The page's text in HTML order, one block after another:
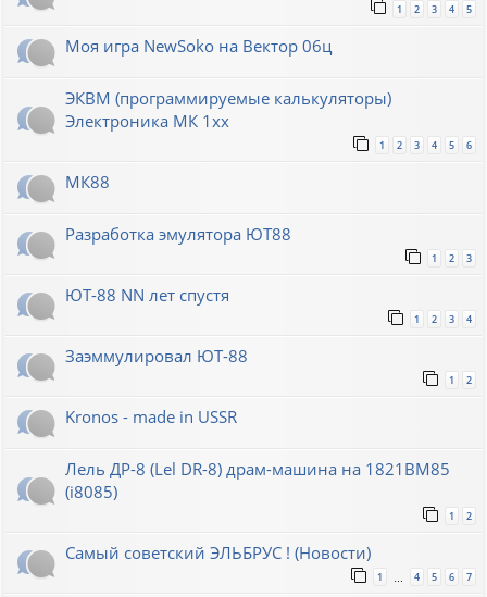
1 2 3 4 5
Моя игра NewSoko на Вектор 06ц
ЭКВМ (программируемые калькуляторы)
Электроника МК 1хх
1 2 3 4 5 6
МК88
Разработка эмулятора ЮТ88
1 2 3
ЮТ-88 NN лет спустя
1 2 3 4
Заэммулировал ЮТ-88
1 2
Kronos - made in USSR
Лель ДР-8 (Lel DR-8) драм-машина на 1821ВМ85
(i8085)
1 2
Самый советский ЭЛЬБРУС ! (Новости)
1 … 4 5 6 7